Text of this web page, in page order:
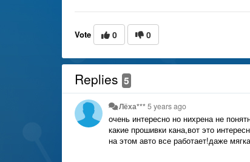
Vote 0 0
Replies 5
Лёха***5 years ago
очень интересно но нихрена не
какие прошивки кана,вот это
на этом авто все работает!даже